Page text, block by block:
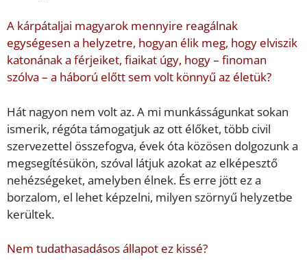
A kárpátaljai magyarok mennyire reagálnak
egységesen a helyzetre, hogyan élik meg, hogy elviszik
katonának a férjeiket, fiaikat úgy, hogy – finoman
szólva – a háború előtt sem volt könnyű az életük?
Hát nagyon nem volt az. A mi munkásságunkat sokan
ismerik, régóta támogatjuk az ott élőket, több civil
szervezettel összefogva, évek óta közösen dolgozunk a
megsegítésükön, szóval látjuk azokat az elképesztő
nehézségeket, amelyben élnek. És erre jött ez a
borzalom, el lehet képzelni, milyen szörnyű helyzetbe
kerültek.
Nem tudathasadásos állapot ez kissé?